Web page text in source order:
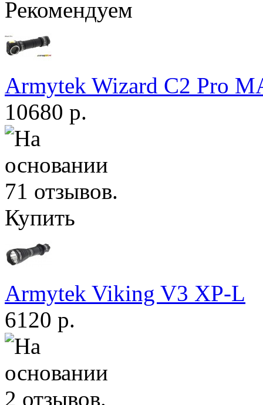
Рекомендуем
Armytek Wizard С2 Pro
10680 р.
Купить
Armytek Viking V3 XP-L
6120 р.